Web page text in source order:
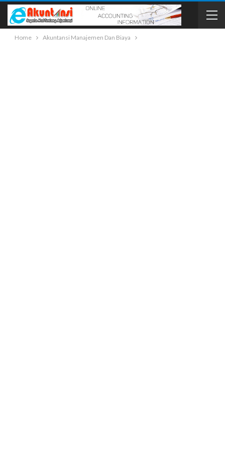
Home Akuntansi Manajemen Dan Biaya